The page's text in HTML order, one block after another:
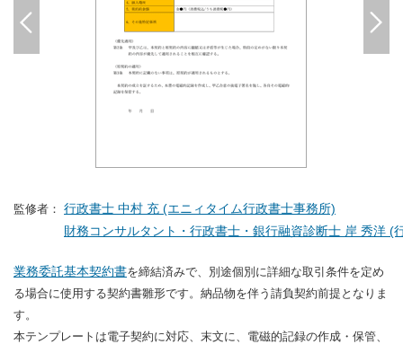
監修者： 行政書士 中村 充 (エニィタイム行政書士事務所)
財務コンサルタント・行政書士・銀行融資診断士 岸 秀洋 (
業務委託基本契約書を締結済みで、別途個別に詳細な取引条件を定め
る場合に使用する契約書雛形です。納品物を伴う請負契約前提となりま
す。
本テンプレートは電子契約に対応、末文に、電磁的記録の作成・保管、